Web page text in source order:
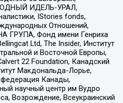
ИДЕЛЬ-УРАЛ,
IStories fonds,
Отношений,
Фонд имени Генриха
Ltd, The Insider, Институт
и Восточной Европы,
22 Foundation, Канадский
Макдональда-Лорье,
федерация Канады,
научный центр им Вудро
Возрождение, Всеукраинский